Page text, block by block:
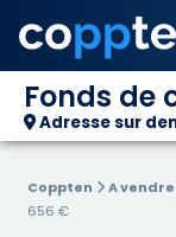
Fonds de
Adresse sur
Coppten A
656 €